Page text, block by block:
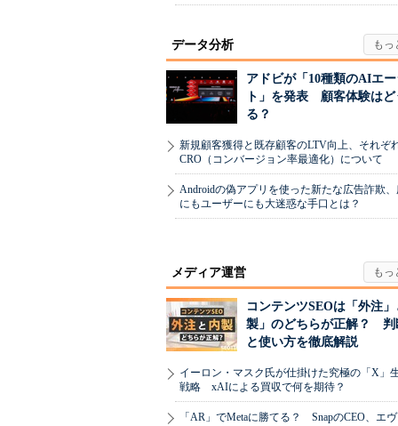
データ分析
アドビが「10種類のAIエ
ト」を発表 顧客体験はど
る？
新規顧客獲得と既存顧客のLTV向上、それぞ
CRO（コンバージョン率最適化）について
Androidの偽アプリを使った新たな広告詐欺、
にもユーザーにも大迷惑な手口とは？
メディア運営
コンテンツSEOは「外注
製」のどちらが正解？ 判
と使い方を徹底解説
イーロン・マスク氏が仕掛けた究極の「X」
戦略 xAIによる買収で何を期待？
「AR」でMetaに勝てる？ SnapのCEO、エヴ